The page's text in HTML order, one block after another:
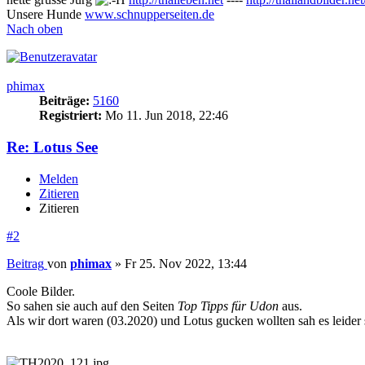
Unsere Hunde www.schnupperseiten.de
Nach oben
phimax
Beiträge: 5160
Registriert: Mo 11. Jun 2018, 22:46
Re: Lotus See
Melden
Zitieren
Zitieren
#2
Beitrag von phimax » Fr 25. Nov 2022, 13:44
Coole Bilder.
So sahen sie auch auf den Seiten Top Tipps für Udon aus.
Als wir dort waren (03.2020) und Lotus gucken wollten sah es leider